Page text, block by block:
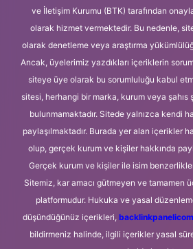
ve İletişim Kurumu (BTK) tarafından
olarak hizmet vermektedir. Bu nedenle,
olarak denetleme veya araştırma
Ancak, üyelerimiz yazdıkları içeriklerin
siteye üye olarak bu sorumluluğu kabul
sitesi, herhangi bir marka, kurum veya şahıs
bulunmamaktadır. Sitede yalnızca kendi
paylaşılmaktadır. Burada yer alan içerikler
olup, gerçek kurum ve kişiler hakkında
Gerçek kurum ve kişiler ile isim
Sitemiz, kar amacı gütmeyen ve tamamen
platformudur. Hukuka ve yasal
düşündüğünüz içerikleri,
bildirmeniz halinde, ilgili içerikler yasal